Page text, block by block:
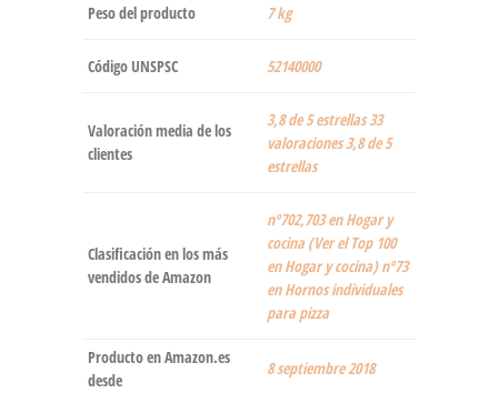
Peso del producto ‎7 kg
Código UNSPSC 52140000
Valoración media de los
clientes
3,8 de 5 estrellas 33
valoraciones 3,8 de 5
estrellas
Clasificación en los más
vendidos de Amazon
nº702,703 en Hogar y
cocina (Ver el Top 100
en Hogar y cocina) nº73
en Hornos individuales
para pizza
Producto en Amazon.es
desde
8 septiembre 2018